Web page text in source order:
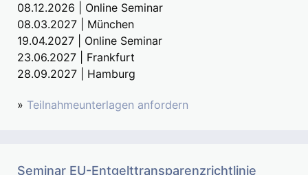
08.12.2026 | Online Seminar
08.03.2027 | München
19.04.2027 | Online Seminar
23.06.2027 | Frankfurt
28.09.2027 | Hamburg
» Teilnahmeunterlagen anfordern
Seminar EU-Entgelttransparenzrichtlinie